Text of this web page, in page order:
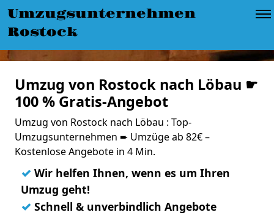
Umzugsunternehmen
Rostock
Umzug von Rostock nach Löbau ☛
100 % Gratis-Angebot
Umzug von Rostock nach Löbau : Top-
Umzugsunternehmen ➨ Umzüge ab 82€ –
Kostenlose Angebote in 4 Min.
✓ Wir helfen Ihnen, wenn es um Ihren
Umzug geht!
✓ Schnell & unverbindlich Angebote